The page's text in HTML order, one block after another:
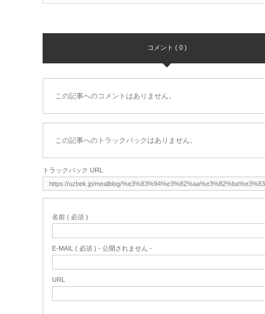
コメント ( 0 )
この記事へのコメントはありません。
この記事へのトラックバックはありません。
トラックバック URL
名前 ( 必須 )
E-MAIL ( 必須 ) - 公開されません -
URL